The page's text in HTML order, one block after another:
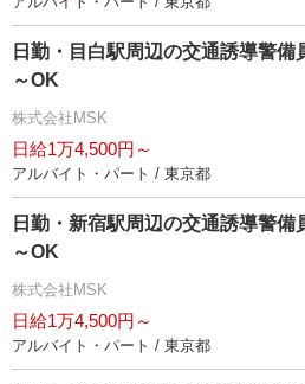
日勤・目白駅周辺の交通誘導警備
～OK
株式会社MSK
日給1万4,500円～
アルバイト・パート / 東京都
日勤・新宿駅周辺の交通誘導警備
～OK
株式会社MSK
日給1万4,500円～
アルバイト・パート / 東京都